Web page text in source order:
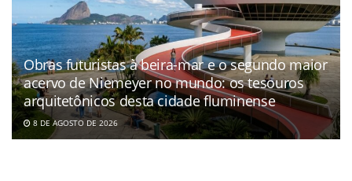
Obras futuristas à beira-mar e o segundo maior
acervo de Niemeyer no mundo: os tesouros
arquitetônicos desta cidade fluminense
8 DE AGOSTO DE 2026